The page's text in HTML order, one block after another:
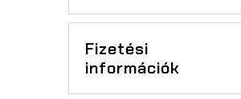
Fizetési
információk